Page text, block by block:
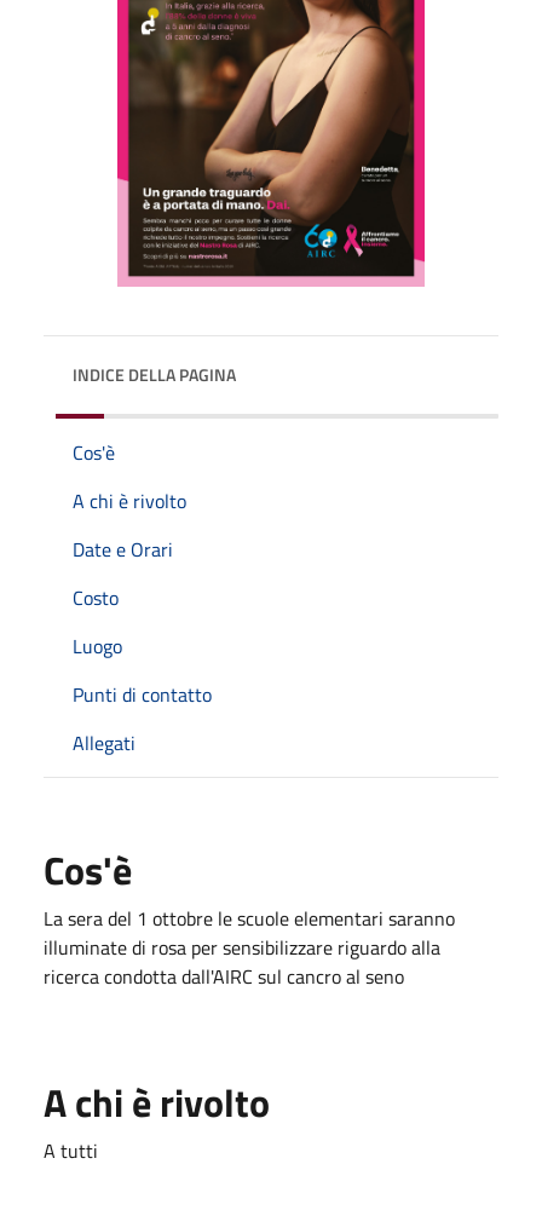
INDICE DELLA PAGINA
Cos'è
A chi è rivolto
Date e Orari
Costo
Luogo
Punti di contatto
Allegati
Cos'è
La sera del 1 ottobre le scuole elementari saranno
illuminate di rosa per sensibilizzare riguardo alla
ricerca condotta dall'AIRC sul cancro al seno
A chi è rivolto
A tutti